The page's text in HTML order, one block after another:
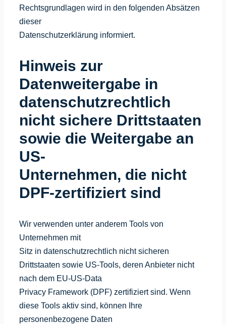
Rechtsgrundlagen wird in den folgenden Absätzen
dieser
Datenschutzerklärung informiert.
Hinweis zur
Datenweitergabe in
datenschutzrechtlich
nicht sichere Drittstaaten
sowie die Weitergabe an
US-
Unternehmen, die nicht
DPF-zertifiziert sind
Wir verwenden unter anderem Tools von
Unternehmen mit
Sitz in datenschutzrechtlich nicht sicheren
Drittstaaten sowie US-Tools, deren Anbieter nicht
nach dem EU-US-Data
Privacy Framework (DPF) zertifiziert sind. Wenn
diese Tools aktiv sind, können Ihre
personenbezogene Daten